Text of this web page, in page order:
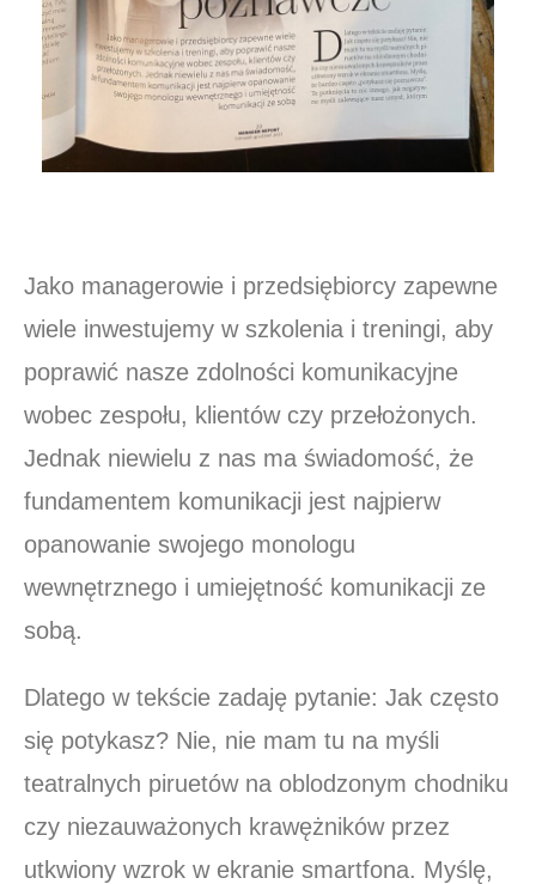
Jako managerowie i przedsiębiorcy zapewne
wiele inwestujemy w szkolenia i treningi, aby
poprawić nasze zdolności komunikacyjne
wobec zespołu, klientów czy przełożonych.
Jednak niewielu z nas ma świadomość, że
fundamentem komunikacji jest najpierw
opanowanie swojego monologu
wewnętrznego i umiejętność komunikacji ze
sobą.
Dlatego w tekście zadaję pytanie: Jak często
się potykasz? Nie, nie mam tu na myśli
teatralnych piruetów na oblodzonym chodniku
czy niezauważonych krawężników przez
utkwiony wzrok w ekranie smartfona. Myślę,